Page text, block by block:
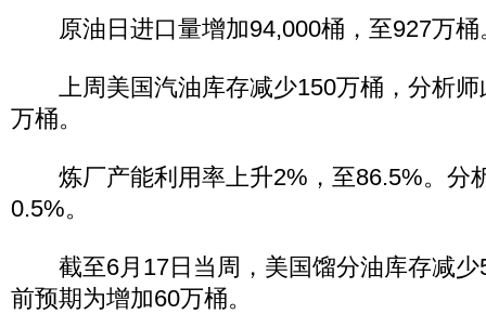
原油日进口量增加94,000桶，至927万桶
上周美国汽油库存减少150万桶，分析师
万桶。
炼厂产能利用率上升2%，至86.5%。分
0.5%。
截至6月17日当周，美国馏分油库存减少
前预期为增加60万桶。